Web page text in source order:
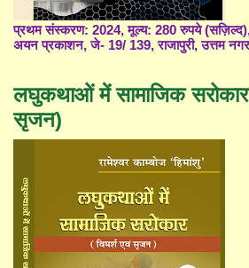
प्रथम संस्करण: 2024, मूल्य: 280 रुपये
अयन प्रकाशन, जे- 19/ 139, राजापुरी, उत्तम
लघुकथाओं में सामाजिक सरोकार
सृजन)